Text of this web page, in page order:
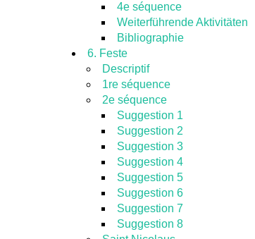
4e séquence
Weiterführende Aktivitäten
Bibliographie
6. Feste
Descriptif
1re séquence
2e séquence
Suggestion 1
Suggestion 2
Suggestion 3
Suggestion 4
Suggestion 5
Suggestion 6
Suggestion 7
Suggestion 8